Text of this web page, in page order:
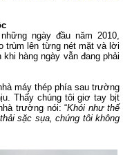
ngày đầu năm 2010,
trùm lên từng nét mặt và lời
hàng ngày vẫn đang phải
máy thép phía sau trường
Thấy chúng tôi giơ tay bịt
trường nói: “Khói như thế
sặc sụa, chúng tôi không